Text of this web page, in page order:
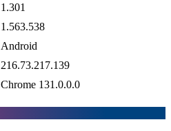
1.301
1.563.538
Android
216.73.217.139
Chrome 131.0.0.0